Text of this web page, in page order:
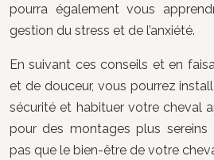
pourra également vous
gestion du stress et de l’anxiété.
En suivant ces conseils et en
et de douceur, vous pourrez
sécurité et habituer votre cheval
pour des montages plus sereins
pas que le bien-être de votre